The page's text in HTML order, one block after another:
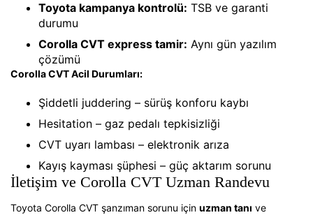
Toyota kampanya kontrolü: TSB ve garanti
durumu
Corolla CVT express tamir: Aynı gün yazılım
çözümü
Corolla CVT Acil Durumları:
Şiddetli juddering – sürüş konforu kaybı
Hesitation – gaz pedalı tepkisizliği
CVT uyarı lambası – elektronik arıza
Kayış kayması şüphesi – güç aktarım sorunu
İletişim ve Corolla CVT Uzman Randevu
Toyota Corolla CVT şanzıman sorunu için uzman tanı ve